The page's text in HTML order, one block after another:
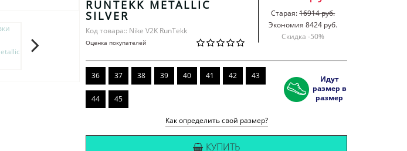
RUNTEKK METALLIC
SILVER
Код товара:: Nike V2K RunTekk
Оценка покупателей
Старая:16914 руб.
Экономия 8424 руб.
Скидка -50%
36 37 38 39 40 41 42 43
44 45
Идут
размер в
размер
Как определить свой размер?
КУПИТЬ